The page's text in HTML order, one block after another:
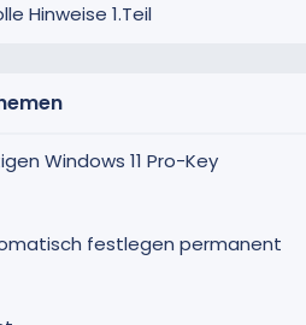
Hinweise 1.Teil
Windows 11 Pro-Key
festlegen permanent